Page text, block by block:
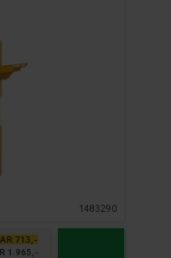
1483290
713,-
1.965,-